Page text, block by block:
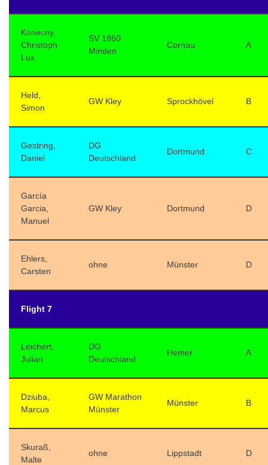
Konecny,
Christoph
Lux
SV 1860
Minden
Cornau A
Held,
Simon
GW Kley Sprockhövel B
Gestring,
Daniel
DG
Deutschland
Dortmund C
García
Garcia,
Manuel
GW Kley Dortmund D
Ehlers,
Carsten
ohne Münster D
Flight 7
Leichert,
Julian
DG
Deutschland
Hemer A
Dziuba,
Marcus
GW Marathon
Münster
Münster B
Skuraß,
Malte
ohne Lippstadt D